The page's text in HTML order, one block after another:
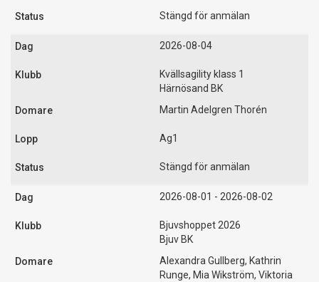
Stängd för anmälan
2026-08-04
Kvällsagility klass 1
Härnösand BK
Martin Adelgren Thorén
Ag1
Stängd för anmälan
2026-08-01 - 2026-08-02
Bjuvshoppet 2026
Bjuv BK
Alexandra Gullberg, Kathrin
Runge, Mia Wikström, Viktoria